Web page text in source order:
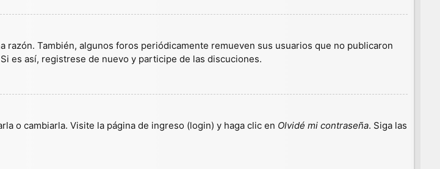
También, algunos foros periódicamente remueven sus usuarios que no publicaron
es así, registrese de nuevo y participe de las discuciones.
o cambiarla. Visite la página de ingreso (login) y haga clic en Olvidé mi contraseña. Siga las